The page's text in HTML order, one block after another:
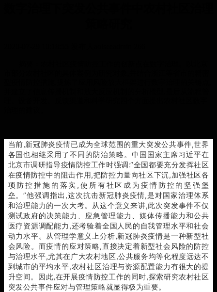
当前,新冠肺炎疫情已成为全球范围的重大突发公共事件,世界
各国也相继采用了不同的防治策略。中国国家主席习近平在
北京市调研指导疫情防控工作时强调:“全国都要充分发挥社区
在疫情防控中的阻击作用,把防控力量向社区下沉,加强社区各
项防控措施的落实,使所有社区成为疫情防控的坚强堡
垒。”他强调指出,这次抗击新冠肺炎疫情,是对国家治理体系
和治理能力的一次大考。从这个意义来讲,此次突发事件不仅
测试政府的决策能力、应急管理能力、媒体传播能力和公共
医疗资源调配能力,还考验着全国人民的自我管理水平和社会
动力水平。从管理学意义上分析,新冠肺炎疫情是一种新型社
会风险。而疫情的应对策略,直接决定着新型社会风险的防控
与治理水平,尤其在广大农村地区,公共服务均等化程度远达不
到城市的平均水平,农村社区治理与资源配置能力有很大的提
升空间。因此,在开展疫情防控工作的同时,探索研究农村社区
突发公共事件应对与管理策略就显得极为重要。